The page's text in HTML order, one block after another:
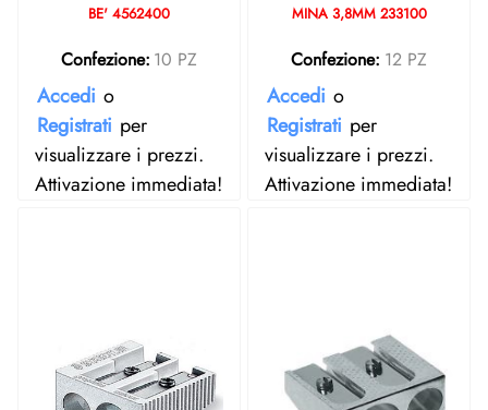
BE' 4562400
Confezione: 10 PZ
Accedi o
Registrati per
visualizzare i prezzi.
Attivazione immediata!
MINA 3,8MM 233100
Confezione: 12 PZ
Accedi o
Registrati per
visualizzare i prezzi.
Attivazione immediata!